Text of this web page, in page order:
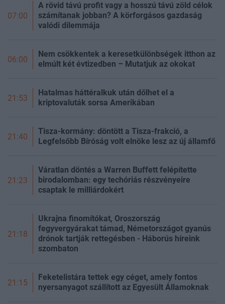
07:00
A rövid távú profit vagy a hosszú távú zöld célok
számítanak jobban? A körforgásos gazdaság
valódi dilemmája
06:00
Nem csökkentek a keresetkülönbségek itthon az
elmúlt két évtizedben – Mutatjuk az okokat
21:53
Hatalmas háttéralkuk után dőlhet el a
kriptovaluták sorsa Amerikában
21:40
Tisza-kormány: döntött a Tisza-frakció, a
Legfelsőbb Bíróság volt elnöke lesz az új államfő
21:23
Váratlan döntés a Warren Buffett felépítette
birodalomban: egy techóriás részvényeire
csaptak le milliárdokért
21:18
Ukrajna finomítókat, Oroszország
fegyvergyárakat támad, Németországot gyanús
drónok tartják rettegésben - Háborús híreink
szombaton
21:15
Feketelistára tettek egy céget, amely fontos
nyersanyagot szállított az Egyesült Államoknak